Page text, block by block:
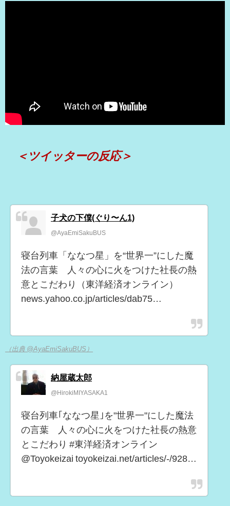
＜ツイッターの反応＞
子犬の下僕(ぐり〜ん1)
@AyaEmiSakuBUS
寝台列車「ななつ星」を“世界一”にした魔
法の言葉 人々の心に火をつけた社長の熱
意とこだわり（東洋経済オンライン）
news.yahoo.co.jp/articles/dab75…
（出典 @AyaEmiSakuBUS）
納屋蔵太郎
@HirokiMIYASAKA1
寝台列車｢ななつ星｣を"世界一"にした魔法
の言葉 人々の心に火をつけた社長の熱意
とこだわり #東洋経済オンライン
@Toyokeizai toyokeizai.net/articles/-/928…